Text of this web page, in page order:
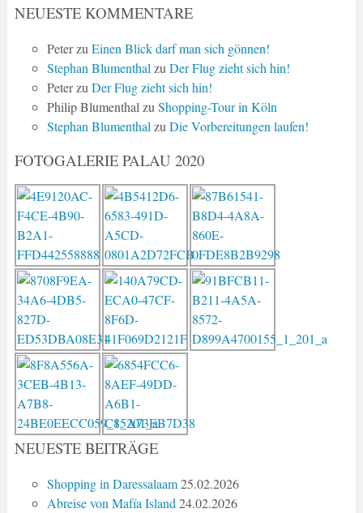
NEUESTE KOMMENTARE
PeterzuEinen Blick darf man sich gönnen!
Stephan BlumenthalzuDer Flug zieht sich hin!
PeterzuDer Flug zieht sich hin!
Philip BlumenthalzuShopping-Tour in Köln
Stephan BlumenthalzuDie Vorbereitungen laufen!
FOTOGALERIE PALAU 2020
NEUESTE BEITRÄGE
Shopping in Daressalaam 25.02.2026
Abreise von Mafía Island 24.02.2026